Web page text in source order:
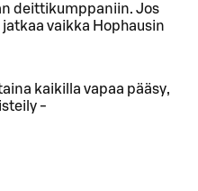
deittikumppaniin. Jos
vaikka Hophausin
kaikilla vapaa pääsy,
-